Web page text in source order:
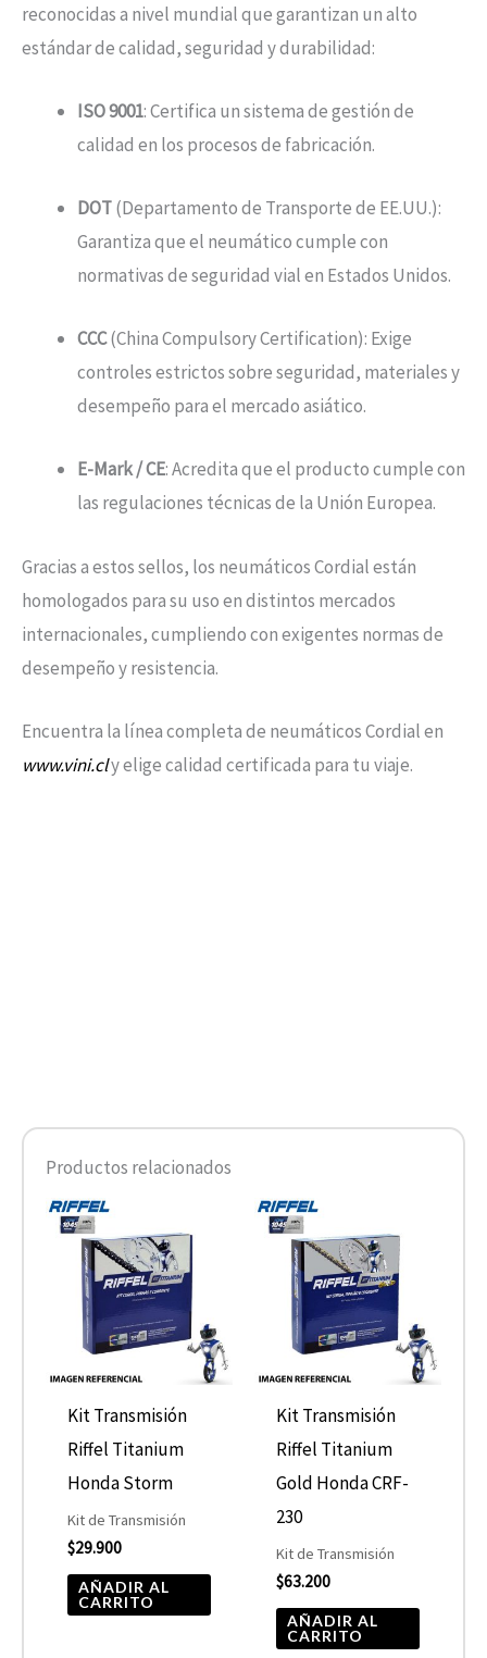
reconocidas a nivel mundial que garantizan un alto
estándar de calidad, seguridad y durabilidad:
ISO 9001: Certifica un sistema de gestión de
calidad en los procesos de fabricación.
DOT(Departamento de Transporte de EE.UU.):
Garantiza que el neumático cumple con
normativas de seguridad vial en Estados Unidos.
CCC(China Compulsory Certification): Exige
controles estrictos sobre seguridad, materiales y
desempeño para el mercado asiático.
E-Mark / CE: Acredita que el producto cumple con
las regulaciones técnicas de la Unión Europea.
Gracias a estos sellos, los neumáticos Cordial están
homologados para su uso en distintos mercados
internacionales, cumpliendo con exigentes normas de
desempeño y resistencia.
Encuentra la línea completa de neumáticos Cordial en
www.vini.cly elige calidad certificada para tu viaje.
Productos relacionados
Kit Transmisión
Riffel Titanium
Honda Storm
Kit de Transmisión
$29.900
AÑADIR AL
CARRITO
Kit Transmisión
Riffel Titanium
Gold Honda CRF-
230
Kit de Transmisión
$63.200
AÑADIR AL
CARRITO